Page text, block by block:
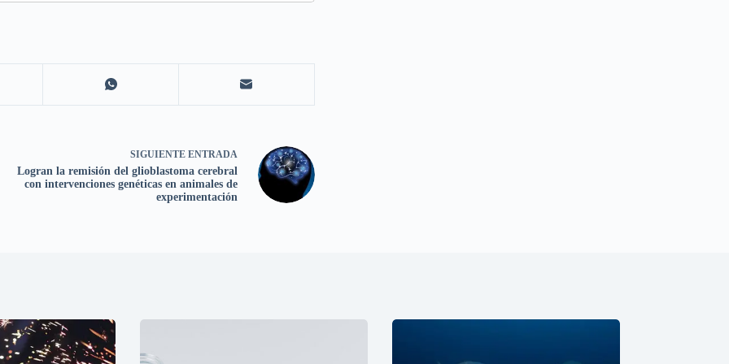
SIGUIENTE ENTRADA
Logran la remisión del glioblastoma cerebral
con intervenciones genéticas en animales de
experimentación